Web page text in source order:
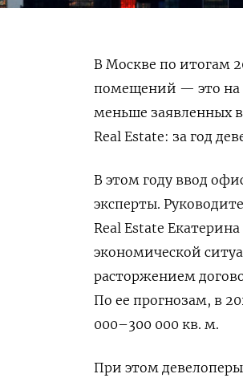
В Москве по итогам
помещений — это на
меньше заявленных
Real Estate: за год
В этом году ввод
эксперты.
Real Estate
экономической
расторжением
По ее прогнозам, в
000–300 000 кв. м.
При этом